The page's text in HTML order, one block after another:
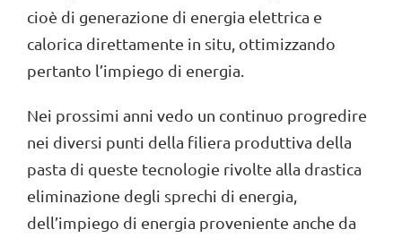
cioè di generazione di energia elettrica e
calorica direttamente in situ, ottimizzando
pertanto l’impiego di energia.
Nei prossimi anni vedo un continuo progredire
nei diversi punti della filiera produttiva della
pasta di queste tecnologie rivolte alla drastica
eliminazione degli sprechi di energia,
dell’impiego di energia proveniente anche da